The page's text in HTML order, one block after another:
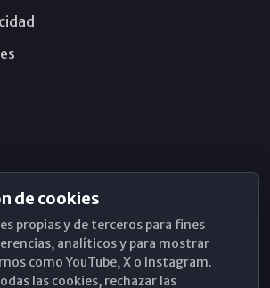
de cookies
propias y de terceros para fines
analíticos y para mostrar
como YouTube, X o Instagram.
las cookies, rechazar las